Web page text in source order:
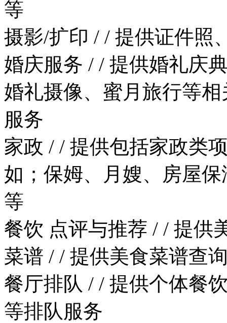
等
摄影/扩印 / / 提供证件照
婚庆服务 / / 提供婚礼庆
婚礼摄像、蜜月旅行等
服务
家政 / / 提供包括家政类
如；保姆、月嫂、房屋
等
餐饮 点评与推荐 / / 提供
菜谱 / / 提供美食菜谱查
餐厅排队 / / 提供个体餐
等排队服务